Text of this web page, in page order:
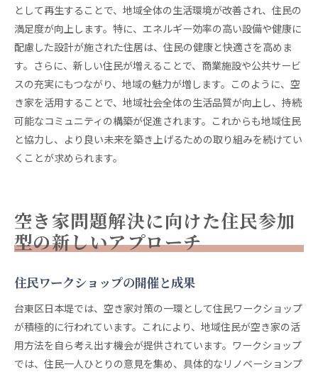
として再生することで、地域全体の生活環境が改善され、住民の
満足度が向上します。特に、エネルギー効率の高い設備や健康に
配慮した設計が施された住居は、住民の健康と快適さを高めま
す。さらに、新しい住民が増えることで、商業施設や公共サービ
スの充実にもつながり、地域の魅力が増します。このように、空
き家を活用することで、地域社会全体の生活品質が向上し、持続
可能なコミュニティの構築が促進されます。これからも地域住民
と協力し、より良い未来を築き上げるための取り組みを続けてい
くことが求められます。
空き家問題解決に向けた住民参加
型の新しいアプローチ
住民ワークショップの開催と成果
台東区日本堤では、空き家対策の一環として住民ワークショップ
が積極的に行われています。これにより、地域住民が空き家の活
用方法を自ら考え出す機会が提供されています。ワークショップ
では、住民一人ひとりの意見を集め、具体的なリノベーションプ